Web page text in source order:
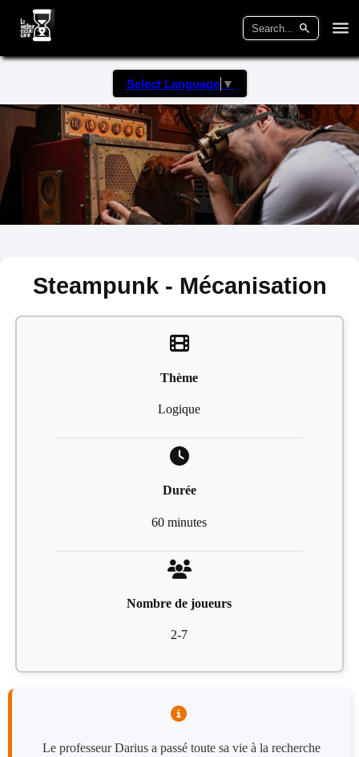
Select Language ▼
Steampunk - Mécanisation
Thème
Logique
Durée
60 minutes
Nombre de joueurs
2-7
Le professeur Darius a passé toute sa vie à la recherche